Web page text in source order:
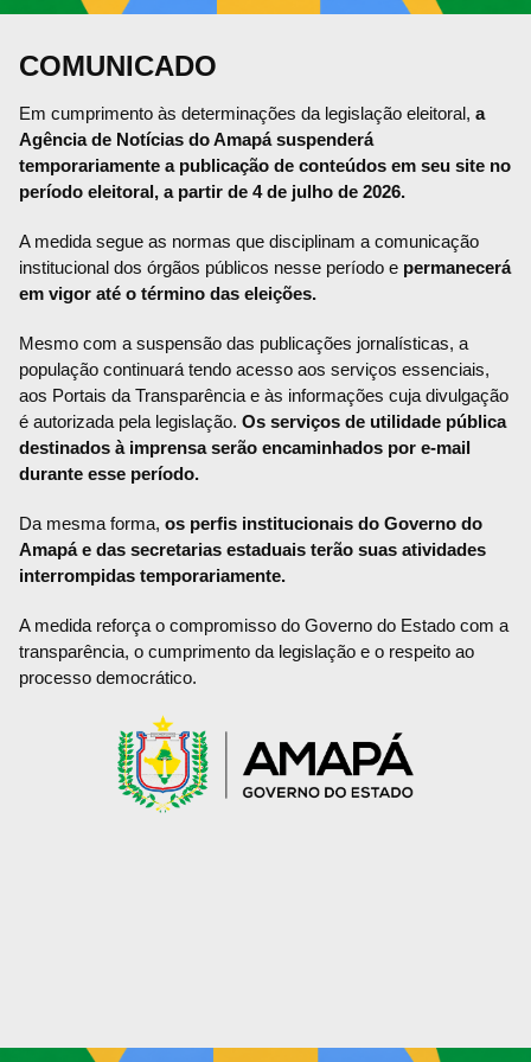
COMUNICADO
Em cumprimento às determinações da legislação eleitoral, a
Agência de Notícias do Amapá suspenderá
temporariamente a publicação de conteúdos em seu site no
período eleitoral, a partir de 4 de julho de 2026.
A medida segue as normas que disciplinam a comunicação
institucional dos órgãos públicos nesse período e permanecerá
em vigor até o término das eleições.
Mesmo com a suspensão das publicações jornalísticas, a
população continuará tendo acesso aos serviços essenciais,
aos Portais da Transparência e às informações cuja divulgação
é autorizada pela legislação. Os serviços de utilidade pública
destinados à imprensa serão encaminhados por e-mail
durante esse período.
Da mesma forma, os perfis institucionais do Governo do
Amapá e das secretarias estaduais terão suas atividades
interrompidas temporariamente.
A medida reforça o compromisso do Governo do Estado com a
transparência, o cumprimento da legislação e o respeito ao
processo democrático.